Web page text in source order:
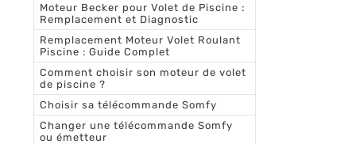
Moteur Becker pour Volet de Piscine :
Remplacement et Diagnostic
Remplacement Moteur Volet Roulant
Piscine : Guide Complet
Comment choisir son moteur de volet
de piscine ?
Choisir sa télécommande Somfy
Changer une télécommande Somfy
ou émetteur